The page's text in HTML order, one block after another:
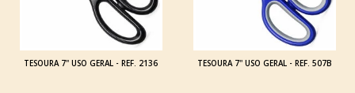
TESOURA 7'' USO GERAL - REF. 2136 TESOURA 7'' USO GERAL - REF. 507B